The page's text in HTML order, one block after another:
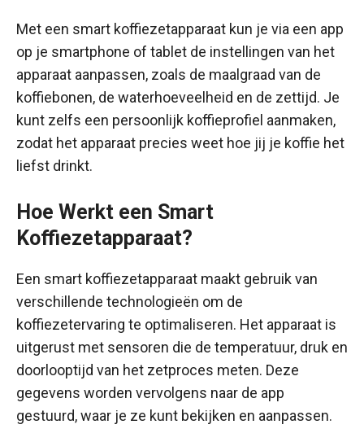
Met een smart koffiezetapparaat kun je via een app
op je smartphone of tablet de instellingen van het
apparaat aanpassen, zoals de maalgraad van de
koffiebonen, de waterhoeveelheid en de zettijd. Je
kunt zelfs een persoonlijk koffieprofiel aanmaken,
zodat het apparaat precies weet hoe jij je koffie het
liefst drinkt.
Hoe Werkt een Smart
Koffiezetapparaat?
Een smart koffiezetapparaat maakt gebruik van
verschillende technologieën om de
koffiezetervaring te optimaliseren. Het apparaat is
uitgerust met sensoren die de temperatuur, druk en
doorlooptijd van het zetproces meten. Deze
gegevens worden vervolgens naar de app
gestuurd, waar je ze kunt bekijken en aanpassen.